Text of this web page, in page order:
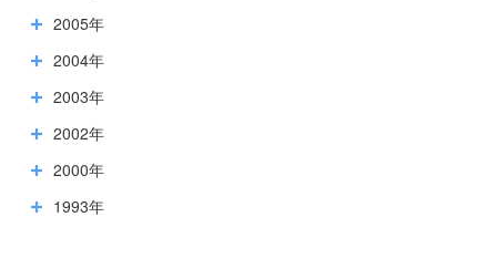
2005年
2004年
2003年
2002年
2000年
1993年